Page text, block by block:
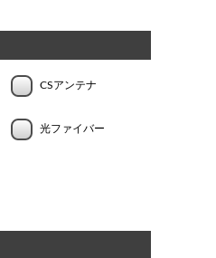
CSアンテナ
光ファイバー